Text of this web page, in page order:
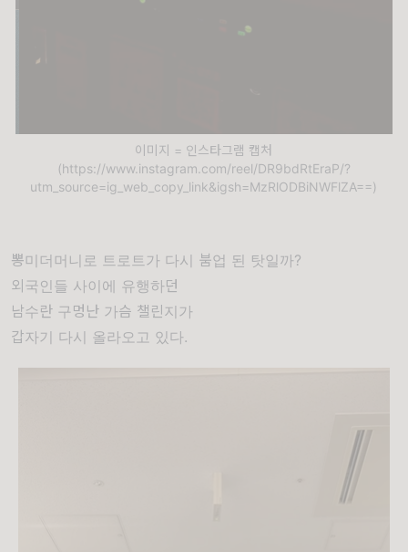
이미지 = 인스타그램 캡처
(https://www.instagram.com/reel/DR9bdRtEraP/?
utm_source=ig_web_copy_link&igsh=MzRlODBiNWFlZA==)
뽕미더머니로 트로트가 다시 붐업 된 탓일까?
외국인들 사이에 유행하던
남수란 구멍난 가슴 챌린지가
갑자기 다시 올라오고 있다.